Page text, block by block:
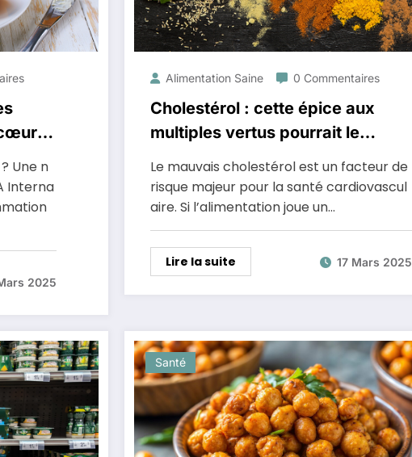
et
Une n
Interna
2025
Alimentation Saine 0 Commentaires
Cholestérol : cette épice aux
multiples vertus pourrait le
réduire naturellement
Le mauvais cholestérol est un facteur de
risque majeur pour la santé cardiovascul
aire. Si l’alimentation joue un…
Lire la suite 17 Mars 2025
Santé